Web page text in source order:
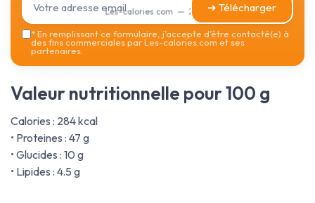
Les-calories.com — 2026➔ Télécharger
*En remplissant ce formulaire, j’accepte d’être contacté(e) à
des fins commerciales par Les-calories.com et ses
partenaires.
Valeur nutritionnelle pour 100 g
Calories : 284 kcal
• Proteines : 47 g
• Glucides : 10 g
• Lipides : 4.5 g